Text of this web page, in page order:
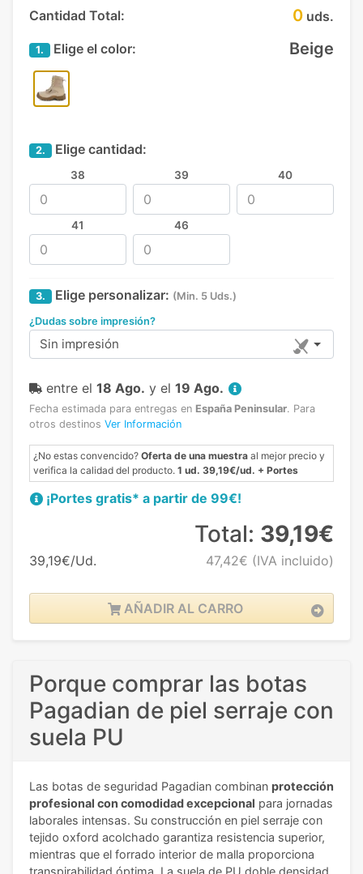
Cantidad Total: 0 uds.
1. Elige el color: Beige
2. Elige cantidad:
38 39 40
41 46
3. Elige personalizar: (Min. 5 Uds.)
¿Dudas sobre impresión?
Sin impresión
entre el 18 Ago. y el 19 Ago.
Fecha estimada para entregas en España Peninsular. Para
otros destinos Ver Información
¿No estas convencido? Oferta de una muestra al mejor precio y
verifica la calidad del producto. 1 ud. 39,19€/ud. + Portes
¡Portes gratis* a partir de 99€!
39,19€/Ud.
Total: 39,19€
47,42€ (IVA incluido)
AÑADIR AL CARRO
Porque comprar las botas
Pagadian de piel serraje con
suela PU
Las botas de seguridad Pagadian combinan protección
profesional con comodidad excepcional para jornadas
laborales intensas. Su construcción en piel serraje con
tejido oxford acolchado garantiza resistencia superior,
mientras que el forrado interior de malla proporciona